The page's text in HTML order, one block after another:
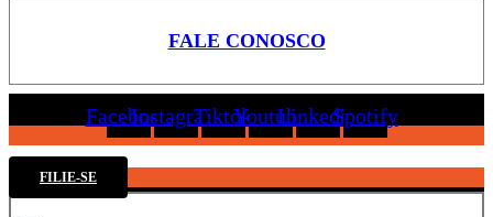
FALE CONOSCO
FacebookInstagramTiktokYoutubeLinkedinSpotify
FILIE-SE